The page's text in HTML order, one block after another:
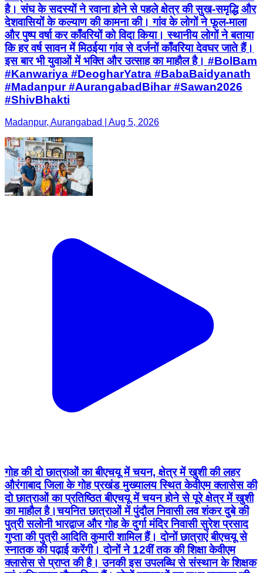
है। संघ के सदस्यों ने रवाना होने से पहले क्षेत्र की सुख-समृद्धि और
देशवासियों के कल्याण की कामना की। गांव के लोगों ने फूल-माला
और पुष्प वर्षा कर काँवरियों को विदा किया। स्थानीय लोगों ने बताया
कि हर वर्ष सावन में मिठईया गांव से दर्जनों काँवरिया देवघर जाते हैं।
इस बार भी युवाओं में भक्ति और उत्साह का माहौल है। #BolBam
#Kanwariya #DeogharYatra #BabaBaidyanath
#Madanpur #AurangabadBihar #Sawan2026
#ShivBhakti
Madanpur, Aurangabad | Aug 5, 2026
गोह की दो छात्राओं का बीएचयू में चयन, क्षेत्र में खुशी की लहर
औरंगाबाद जिला के गोह प्रखंड मुख्यालय स्थित केवीएम क्लासेस की
दो छात्राओं का प्रतिष्ठित बीएचयू में चयन होने से पूरे क्षेत्र में खुशी
का माहौल है।चयनित छात्राओं में पुंदौल निवासी लव शंकर दुबे की
पुत्री सलोनी भारद्वाज और गोह के दुर्गा मंदिर निवासी सुरेश प्रसाद
गुप्ता की पुत्री आदिति कुमारी शामिल हैं। दोनों छात्राएं बीएचयू से
स्नातक की पढ़ाई करेंगी। दोनों ने 12वीं तक की शिक्षा केवीएम
क्लासेस से प्राप्त की है। उनकी इस उपलब्धि से संस्थान के शिक्षक